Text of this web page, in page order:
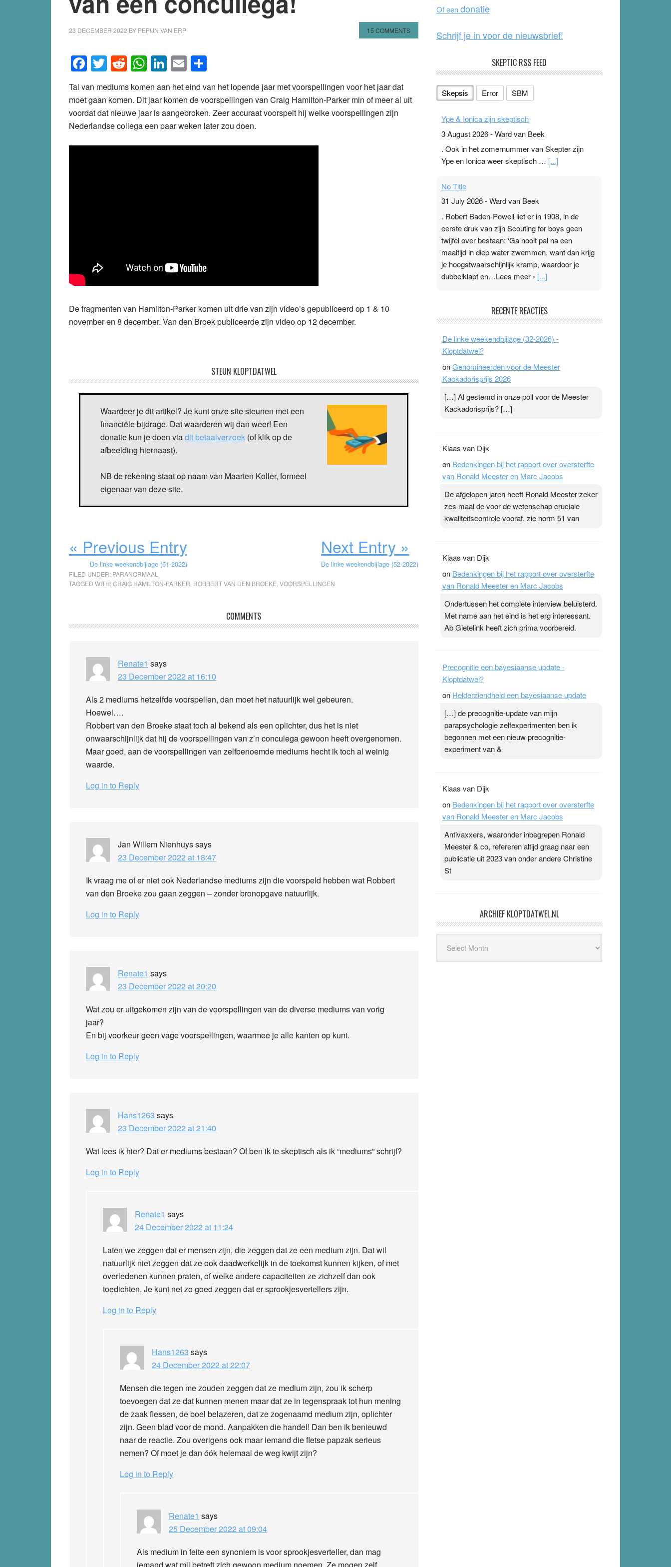
23 DECEMBER 2022 BY PEPIJN VAN ERP 15 COMMENTS
Facebook
Twitter
Reddit
WhatsApp
LinkedIn
Email
Tal van mediums komen aan het eind van het lopende jaar met voorspellingen voor het jaar dat
moet gaan komen. Dit jaar komen de voorspellingen van Craig Hamilton-Parker min of meer al uit
voordat dat nieuwe jaar is aangebroken. Zeer accuraat voorspelt hij welke voorspellingen zijn
Nederlandse collega een paar weken later zou doen.
De fragmenten van Hamilton-Parker komen uit drie van zijn video’s gepubliceerd op 1 & 10
november en 8 december. Van den Broek publiceerde zijn video op 12 december.
STEUN KLOPTDATWEL
Waardeer je dit artikel? Je kunt onze site steunen met een
financiële bijdrage. Dat waarderen wij dan weer! Een
donatie kun je doen viadit betaalverzoek (of klik op de
afbeelding hiernaast).
NB de rekening staat op naam van Maarten Koller, formeel
eigenaar van deze site.
« Previous Entry
De linke weekendbijlage (51-2022)
Next Entry »
De linke weekendbijlage (52-2022)
FILED UNDER: PARANORMAAL
TAGGED WITH:CRAIG HAMILTON-PARKER ROBBERT VAN DEN BROEKE VOORSPELLINGEN
Interactions
COMMENTS
Renate1 says
23 December 2022 at 16:10
Als 2 mediums hetzelfde voorspellen, dan moet het natuurlijk wel gebeuren.
Hoewel….
Robbert van den Broeke staat toch al bekend als een oplichter, dus het is niet
onwaarschijnlijk dat hij de voorspellingen van z’n conculega gewoon heeft overgenomen.
Maar goed, aan de voorspellingen van zelfbenoemde mediums hecht ik toch al weinig
waarde.
Log in to Reply
Jan Willem Nienhuyssays
23 December 2022 at 18:47
Ik vraag me of er niet ook Nederlandse mediums zijn die voorspeld hebben wat Robbert
van den Broeke zou gaan zeggen – zonder bronopgave natuurlijk.
Log in to Reply
Renate1 says
23 December 2022 at 20:20
Wat zou er uitgekomen zijn van de voorspellingen van de diverse mediums van vorig
jaar?
En bij voorkeur geen vage voorspellingen, waarmee je alle kanten op kunt.
Log in to Reply
Hans1263 says
23 December 2022 at 21:40
Wat lees ik hier? Dat er mediums bestaan? Of ben ik te skeptisch als ik “mediums” schrijf?
Log in to Reply
Renate1 says
24 December 2022 at 11:24
Laten we zeggen dat er mensen zijn, die zeggen dat ze een medium zijn. Dat wil
natuurlijk niet zeggen dat ze ook daadwerkelijk in de toekomst kunnen kijken, of met
overledenen kunnen praten, of welke andere capaciteiten ze zichzelf dan ook
toedichten. Je kunt net zo goed zeggen dat er sprookjesvertellers zijn.
Log in to Reply
Hans1263 says
24 December 2022 at 22:07
Mensen die tegen me zouden zeggen dat ze medium zijn, zou ik scherp
toevoegen dat ze dat kunnen menen maar dat ze in tegenspraak tot hun mening
de zaak flessen, de boel belazeren, dat ze zogenaamd medium zijn, oplichter
zijn. Geen blad voor de mond. Aanpakken die handel! Dan ben ik benieuwd
naar de reactie. Zou overigens ook maar iemand die fletse papzak serieus
nemen? Of moet je dan óók helemaal de weg kwijt zijn?
Log in to Reply
Renate1 says
25 December 2022 at 09:04
Als medium in feite een synoniem is voor sprookjesverteller, dan mag
iemand wat mij betreft zich gewoon medium noemen. Ze mogen zelf
k
Of eendonatie
Schrijf je in voor de nieuwsbrief!
SKEPTIC RSS FEED
Skepsis Error SBM
Ype & Ionica zijn skeptisch
3 August 2026-Ward van Beek
. Ook in het zomernummer van Skepter zijn
Ype en Ionica weer skeptisch … [...]
No Title
31 July 2026-Ward van Beek
. Robert Baden-Powell liet er in 1908, in de
eerste druk van zijn Scouting for boys geen
twijfel over bestaan: ‘Ga nooit pal na een
maaltijd in diep water zwemmen, want dan krijg
je hoogstwaarschijnlijk kramp, waardoor je
dubbelklapt en…Lees meer › [...]
Ward van Beek
topsporters. Ze hopen ermee hun hartslag te
verlagen terwijl ze meer zuurstof opnemen.
Daarop heeft zo’n pleister geen effect. Maar het
gevoel ‘makkelijker te ademen’ kan goud waard
topspsort ›[...]
RECENTE REACTIES
De linke weekendbijlage (32-2026) -
Kloptdatwel?
onGenomineerden voor de Meester
Kackadorisprijs 2026
[…] Al gestemd in onze poll voor de Meester
Kackadorisprijs? […]
Klaas van Dijk
on Bedenkingen bij het rapport over oversterfte
van Ronald Meester en Marc Jacobs
De afgelopen jaren heeft Ronald Meester zeker
zes maal de voor de wetenschap cruciale
kwaliteitscontrole vooraf, zie norm 51 van
Klaas van Dijk
on Bedenkingen bij het rapport over oversterfte
van Ronald Meester en Marc Jacobs
Ondertussen het complete interview beluisterd.
Met name aan het eind is het erg interessant.
Ab Gietelink heeft zich prima voorbereid.
Precognitie een bayesiaanse update -
Kloptdatwel?
on Helderziendheid een bayesiaanse update
[…] de precognitie-update van mijn
parapsychologie zelfexperimenten ben ik
begonnen met een nieuw precognitie-
experiment van &
Klaas van Dijk
on Bedenkingen bij het rapport over oversterfte
van Ronald Meester en Marc Jacobs
Antivaxxers, waaronder inbegrepen Ronald
Meester & co, refereren altijd graag naar een
publicatie uit 2023 van onder andere Christine
St
ARCHIEF KLOPTDATWEL.NL
Kloptdatwel.nl